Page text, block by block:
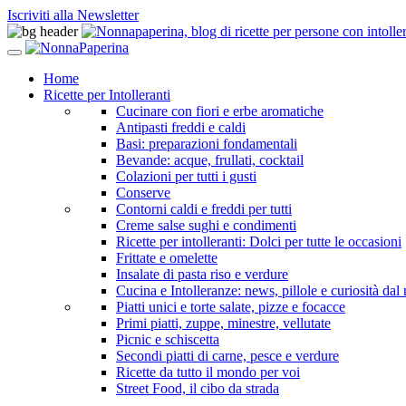
Iscriviti alla Newsletter
Home
Ricette per Intolleranti
Cucinare con fiori e erbe aromatiche
Antipasti freddi e caldi
Basi: preparazioni fondamentali
Bevande: acque, frullati, cocktail
Colazioni per tutti i gusti
Conserve
Contorni caldi e freddi per tutti
Creme salse sughi e condimenti
Ricette per intolleranti: Dolci per tutte le occasioni
Frittate e omelette
Insalate di pasta riso e verdure
Cucina e Intolleranze: news, pillole e curiosità dal
Piatti unici e torte salate, pizze e focacce
Primi piatti, zuppe, minestre, vellutate
Picnic e schiscetta
Secondi piatti di carne, pesce e verdure
Ricette da tutto il mondo per voi
Street Food, il cibo da strada